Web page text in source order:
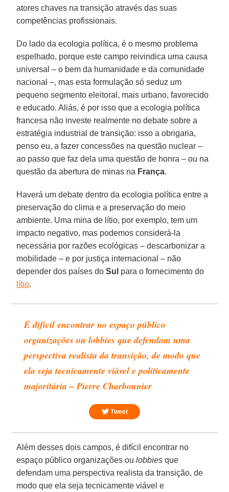
atores chaves na transição através das suas
competências profissionais.
Do lado da ecologia política, é o mesmo problema
espelhado, porque este campo reivindica uma causa
universal – o bem da humanidade e da comunidade
nacional –, mas esta formulação só seduz um
pequeno segmento eleitoral, mais urbano, favorecido
e educado. Aliás, é por isso que a ecologia política
francesa não investe realmente no debate sobre a
estratégia industrial de transição: isso a obrigaria,
penso eu, a fazer concessões na questão nuclear –
ao passo que faz dela uma questão de honra – ou na
questão da abertura de minas na França.
Haverá um debate dentro da ecologia política entre a
preservação do clima e a preservação do meio
ambiente. Uma mina de lítio, por exemplo, tem um
impacto negativo, mas podemos considerá-la
necessária por razões ecológicas – descarbonizar a
mobilidade – e por justiça internacional – não
depender dos países doSul para o fornecimento do
lítio.
É difícil encontrar no espaço público
organizações ou lobbies que defendam uma
perspectiva realista da transição, de modo que
ela seja tecnicamente viável e politicamente
majoritária – Pierre Charbonnier
Tweet
Além desses dois campos, é difícil encontrar no
espaço público organizações oulobbies que
defendam uma perspectiva realista da transição, de
modo que ela seja tecnicamente viável e